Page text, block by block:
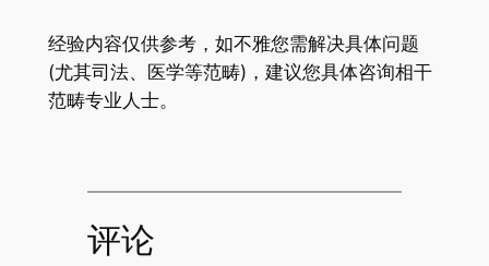
经验内容仅供参考，如不雅您需解决具体问题
(尤其司法、医学等范畴)，建议您具体咨询相干
范畴专业人士。
评论